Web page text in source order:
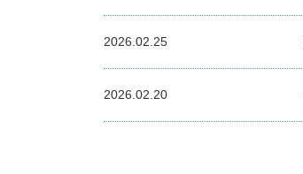
2026.02.25
2026.02.20